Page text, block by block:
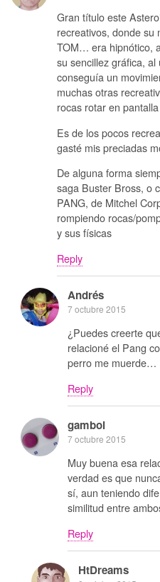
Gran título este
recreativos, donde su
TOM… era hipnótico,
su sencillez gráfica,
conseguía un
muchas otras
rocas rotar en
Es de los pocos
gasté mis preciadas
De alguna forma
saga Buster Bross, o
PANG, de Mitchel
rompiendo rocas/
y sus físicas
Reply
Andrés
7 octubre 2015
¿Puedes creerte
relacioné el Pang
perro me muerde…
Reply
gamboi
7 octubre 2015
Muy buena esa
verdad es que
sí, aun teniendo
similitud entre
Reply
HtDreams